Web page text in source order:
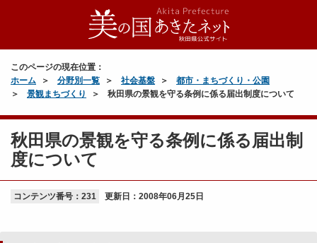
このページの現在位置：
ホーム
分野別一覧 社会基盤
都市・まちづくり・公園
景観まちづくり
秋田県の景観を守る条例に係る届出制度について
秋田県の景観を守る条例に係る届出制
度について
コンテンツ番号：231 更新日： 2008年06月25日